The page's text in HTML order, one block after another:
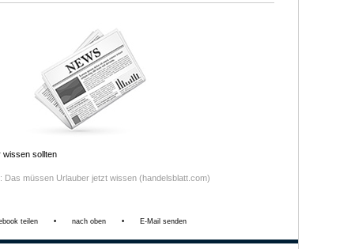
wissen sollten
Das müssen Urlauber jetzt wissen (handelsblatt.com)
teilen • nach oben • E-Mail senden